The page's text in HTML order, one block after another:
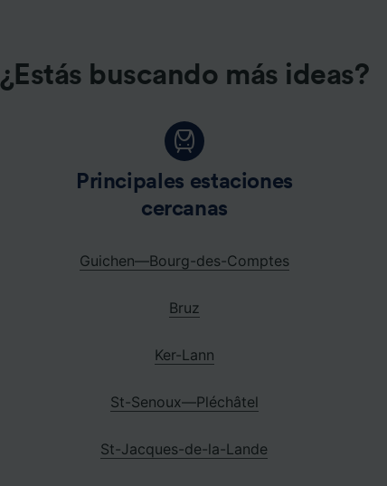
¿Estás buscando más ideas?
Principales estaciones
cercanas
Guichen—Bourg-des-Comptes
Bruz
Ker-Lann
St-Senoux—Pléchâtel
St-Jacques-de-la-Lande